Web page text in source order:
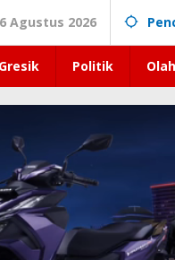
Agustus 2026
Gresik Politik